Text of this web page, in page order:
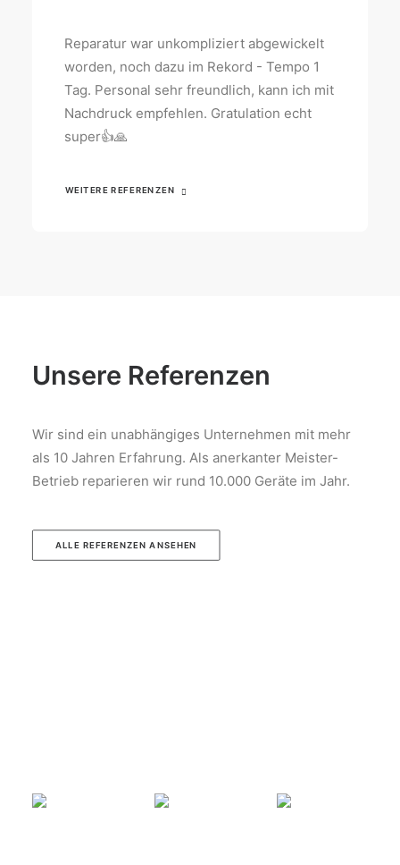
Reparatur war unkompliziert abgewickelt
worden, noch dazu im Rekord - Tempo 1
Tag. Personal sehr freundlich, kann ich mit
Nachdruck empfehlen. Gratulation echt
super👍🙏
WEITERE REFERENZEN
Unsere Referenzen
Wir sind ein unabhängiges Unternehmen mit mehr
als 10 Jahren Erfahrung. Als anerkanter Meister-
Betrieb reparieren wir rund 10.000 Geräte im Jahr.
ALLE REFERENZEN ANSEHEN